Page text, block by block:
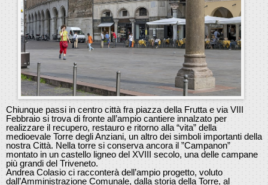
Chiunque passi in centro città fra piazza della Frutta e via VIII
Febbraio si trova di fronte all’ampio cantiere innalzato per
realizzare il recupero, restauro e ritorno alla “vita” della
medioevale Torre degli Anziani, un altro dei simboli importanti della
nostra Città. Nella torre si conserva ancora il ”Campanon”
montato in un castello ligneo del XVIII secolo, una delle campane
più grandi del Triveneto.
Andrea Colasio ci racconterà dell’ampio progetto, voluto
dall’Amministrazione Comunale, dalla storia della Torre, al